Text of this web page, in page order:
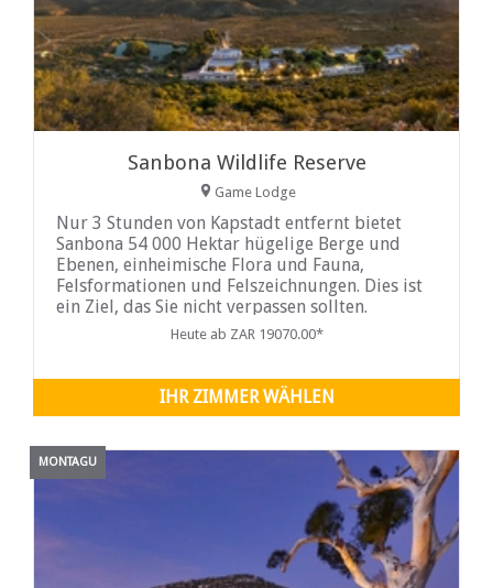
Sanbona Wildlife Reserve
Game Lodge
Nur 3 Stunden von Kapstadt entfernt bietet
Sanbona 54 000 Hektar hügelige Berge und
Ebenen, einheimische Flora und Fauna,
Felsformationen und Felszeichnungen. Dies ist
ein Ziel, das Sie nicht verpassen sollten.
Heute ab ZAR 19070.00*
IHR ZIMMER WÄHLEN
MONTAGU